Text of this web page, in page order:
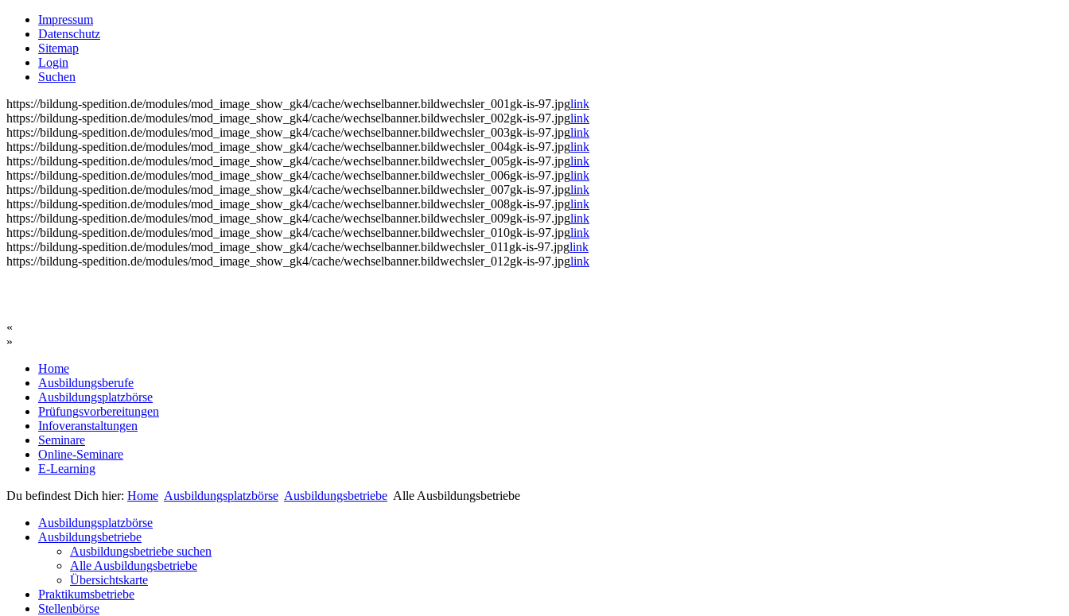
Impressum
Datenschutz
Sitemap
Login
Suchen
https://bildung-spedition.de/modules/mod_image_show_gk4/cache/wechselbanner.bildwechsler_001gk-is-97.jpglink
https://bildung-spedition.de/modules/mod_image_show_gk4/cache/wechselbanner.bildwechsler_002gk-is-97.jpglink
https://bildung-spedition.de/modules/mod_image_show_gk4/cache/wechselbanner.bildwechsler_003gk-is-97.jpglink
https://bildung-spedition.de/modules/mod_image_show_gk4/cache/wechselbanner.bildwechsler_004gk-is-97.jpglink
https://bildung-spedition.de/modules/mod_image_show_gk4/cache/wechselbanner.bildwechsler_005gk-is-97.jpglink
https://bildung-spedition.de/modules/mod_image_show_gk4/cache/wechselbanner.bildwechsler_006gk-is-97.jpglink
https://bildung-spedition.de/modules/mod_image_show_gk4/cache/wechselbanner.bildwechsler_007gk-is-97.jpglink
https://bildung-spedition.de/modules/mod_image_show_gk4/cache/wechselbanner.bildwechsler_008gk-is-97.jpglink
https://bildung-spedition.de/modules/mod_image_show_gk4/cache/wechselbanner.bildwechsler_009gk-is-97.jpglink
https://bildung-spedition.de/modules/mod_image_show_gk4/cache/wechselbanner.bildwechsler_010gk-is-97.jpglink
https://bildung-spedition.de/modules/mod_image_show_gk4/cache/wechselbanner.bildwechsler_011gk-is-97.jpglink
https://bildung-spedition.de/modules/mod_image_show_gk4/cache/wechselbanner.bildwechsler_012gk-is-97.jpglink
«
»
Home
Ausbildungsberufe
Ausbildungsplatzbörse
Prüfungsvorbereitungen
Infoveranstaltungen
Seminare
Online-Seminare
E-Learning
Du befindest Dich hier: Home Ausbildungsplatzbörse Ausbildungsbetriebe Alle Ausbildungsbetriebe
Ausbildungsplatzbörse
Ausbildungsbetriebe
Ausbildungsbetriebe suchen
Alle Ausbildungsbetriebe
Übersichtskarte
Praktikumsbetriebe
Stellenbörse